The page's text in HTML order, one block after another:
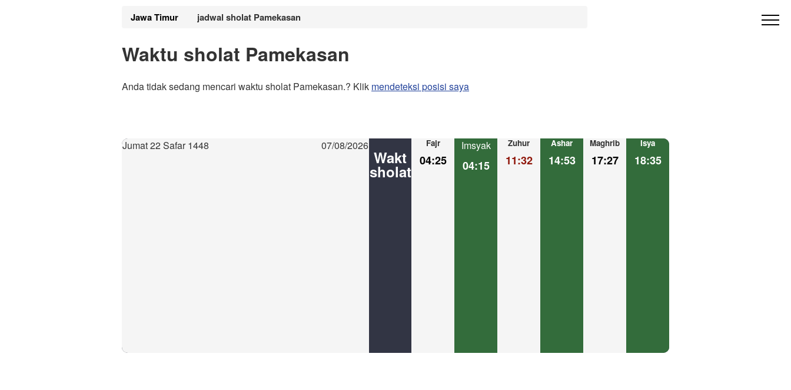
Jawa Timur jadwal sholat Pamekasan
Waktu sholat Pamekasan
Anda tidak sedang mencari waktu sholat Pamekasan.? Klik mendeteksi posisi saya
Jumat 22 Safar 1448 07/08/2026
Wakt
sholat
Fajr
04:25
Imsyak
04:15
Zuhur
11:32
Ashar
14:53
Maghrib
17:27
Isya
18:35